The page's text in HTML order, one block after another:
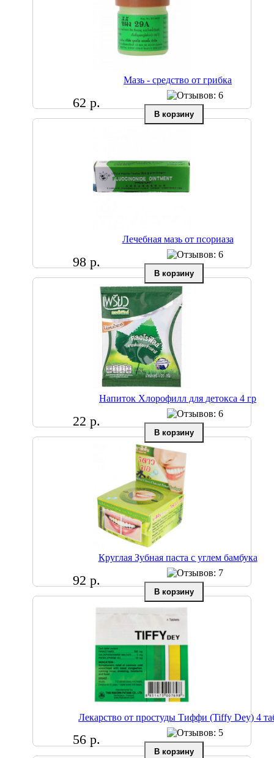
Мазь - средство от грибка
62 р.
Лечебная мазь от псориаза
98 р.
Напиток Хлорофилл для детокса 4 гр
22 р.
Круглая Зубная паста с углем бамбука
92 р.
Лекарство от простуды Тиффи (Tiffy Dey) 4
56 р.